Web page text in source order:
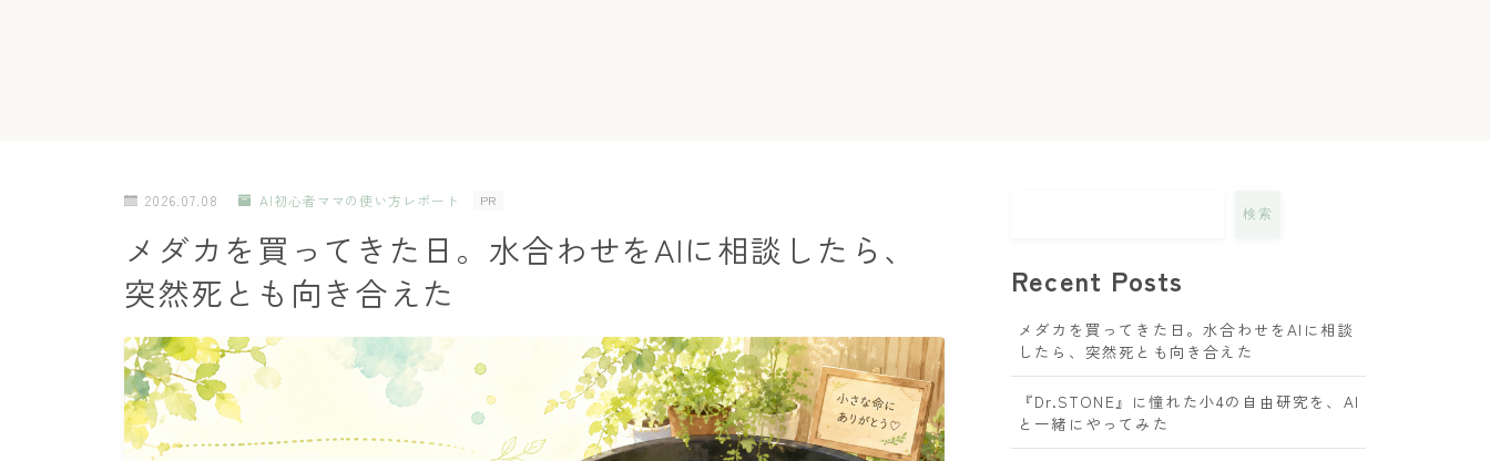
2026.07.08 AI初心者ママの使い方レポート PR
メダカを買ってきた日。水合わせをAIに相談したら、
突然死とも向き合えた
検索
Recent Posts
メダカを買ってきた日。水合わせをAIに相談
したら、突然死とも向き合えた
『Dr.STONE』に憧れた小4の自由研究を、AI
と一緒にやってみた